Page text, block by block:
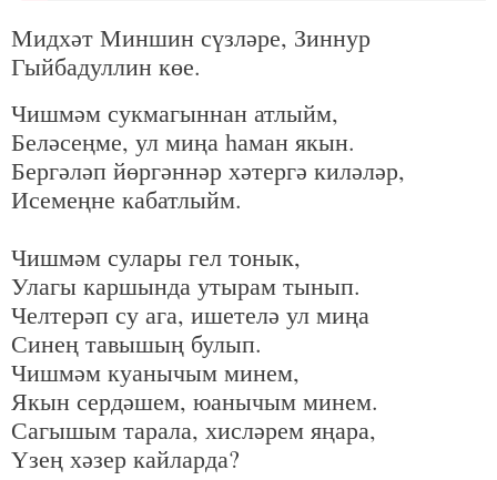
Мидхәт Миншин сүзләре, Зиннур
Гыйбадуллин көе.
Чишмәм сукмагыннан атлыйм,
Беләсеңме, ул миңа һаман якын.
Бергәләп йөргәннәр хәтергә киләләр,
Исемеңне кабатлыйм.
Чишмәм сулары гел тонык,
Улагы каршында утырам тынып.
Челтерәп су ага, ишетелә ул миңа
Синең тавышың булып.
Чишмәм куанычым минем,
Якын сердәшем, юанычым минем.
Сагышым тарала, хисләрем яңара,
Үзең хәзер кайларда?